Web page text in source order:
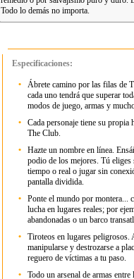
Todo lo demás no importa.
Especificaciones:
•
Ábrete camino por las filas de
cada uno tendrá que superar
modos de juego, armas y
•
Cada personaje tiene su propia
The Club.
•
Hazte un nombre en línea.
podio de los mejores. Tú eliges
tiempo o real o jugar sin
pantalla dividida.
•
Ponte el mundo por montera...
lucha en lugares reales; por
abandonadas o un barco
•
Tiroteos en lugares peligrosos.
manipularse y destrozarse a
reguero de víctimas a tu paso.
•
Todo un arsenal de armas